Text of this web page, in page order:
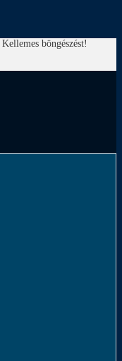
Kellemes böngészést!